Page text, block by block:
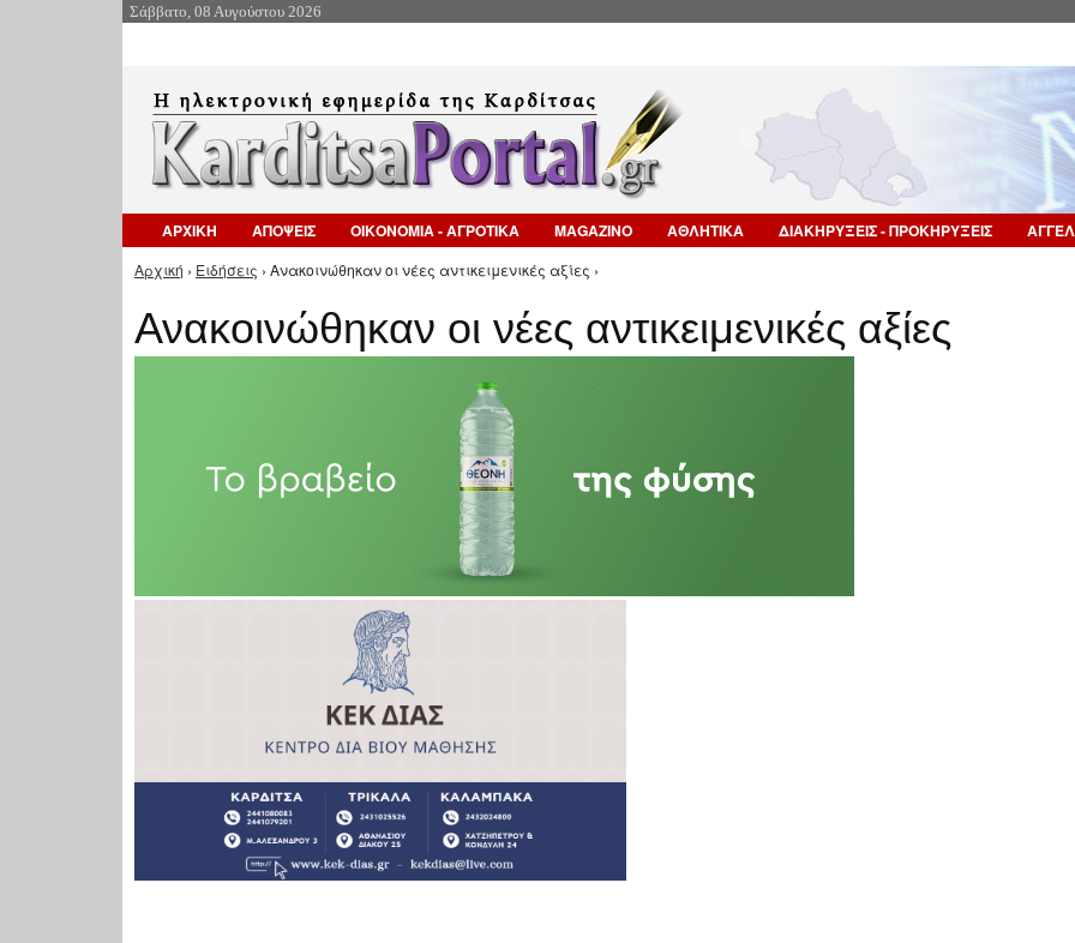
Σάββατο, 08 Αυγούστου 2026
ΑΡΧΙΚΗ ΑΠΟΨΕΙΣ ΟΙΚΟΝΟΜΙΑ - ΑΓΡΟΤΙΚΑ MAGAZINO ΑΘΛΗΤΙΚΑ ΔΙΑΚΗΡΥΞΕΙΣ - ΠΡΟΚΗΡΥΞΕΙΣ
Είστε εδώ
Αρχική › Ειδήσεις › Ανακοινώθηκαν οι νέες αντικειμενικές αξίες ›
Ανακοινώθηκαν οι νέες αντικειμενικές αξίες